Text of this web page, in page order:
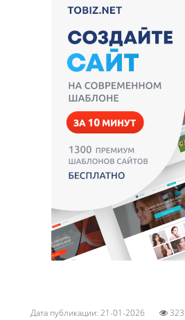
Дата публикации: 21-01-2026 323